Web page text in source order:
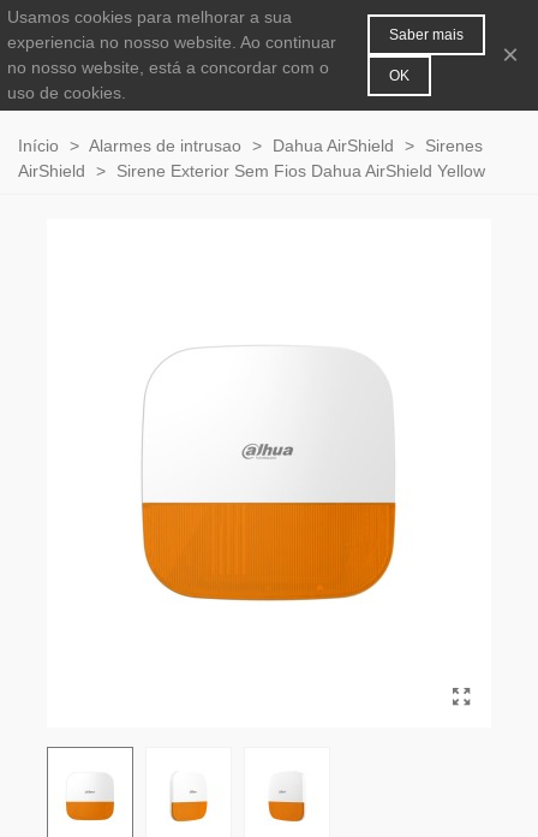
0
Início > Alarmes de intrusao > Dahua AirShield >
Sirenes
AirShield
> Sirene Exterior Sem Fios Dahua AirShield Yellow
Usamos cookies para melhorar a sua
experiencia no nosso website. Ao continuar
no nosso website, está a concordar com o
uso de cookies.
Saber mais
OK
×